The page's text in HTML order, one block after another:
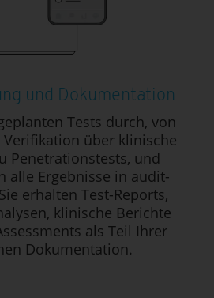
und Dokumentation
Tests durch, von
über klinische
Penetrationstests, und
alle Ergebnisse in audit-
erhalten Test-Reports,
klinische Berichte
als Teil Ihrer
Dokumentation.